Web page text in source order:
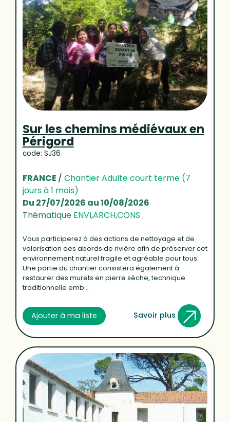
Sur les chemins médiévaux en
Périgord
code: SJ36
FRANCE / Chantier Adulte court terme (7
jours à 1 mois)
Du 27/07/2026 au 10/08/2026
Thématique ENVI,ARCH,CONS
Vous participerez à des actions de nettoyage et de
valorisation des abords de rivière afin de préserver cet
environnement naturel fragile et agréable pour tous.
Une partie du chantier consistera également à
restaurer des murets en pierre sèche, technique
traditionnelle emb...
Ajouter à ma liste Savoir plus